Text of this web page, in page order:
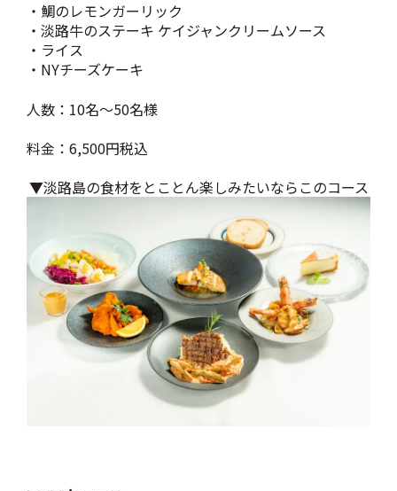
・鯛のレモンガーリック
・淡路牛のステーキ ケイジャンクリームソース
・ライス
・NYチーズケーキ
人数：10名～50名様
料金：6,500円税込
▼淡路島の食材をとことん楽しみたいならこのコース